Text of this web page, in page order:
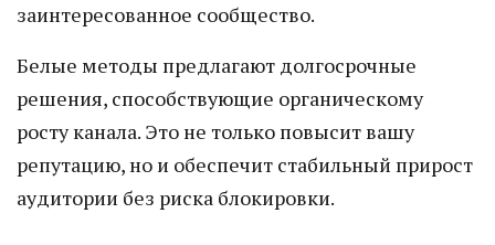
заинтересованное сообщество.
Белые методы предлагают долгосрочные
решения, способствующие органическому
росту канала. Это не только повысит вашу
репутацию, но и обеспечит стабильный прирост
аудитории без риска блокировки.